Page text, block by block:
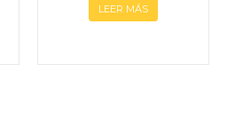
LEER MÁS